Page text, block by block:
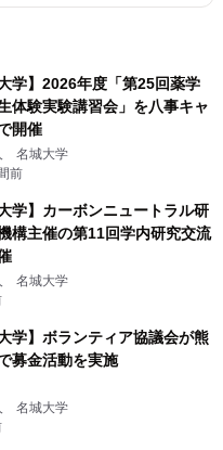
大学】2026年度「第25回薬学
体験実験講習会」を八事キャ
開催
名城大学
前
大学】カーボンニュートラル研
構主催の第11回学内研究交流
名城大学
大学】ボランティア協議会が熊
募金活動を実施
名城大学